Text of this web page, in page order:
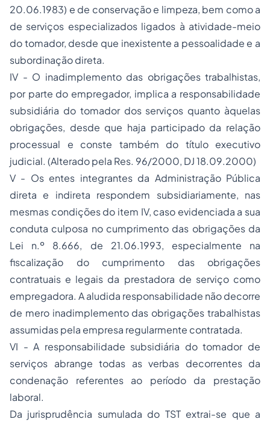
20.06.1983) e de conservação e limpeza, bem como a
de serviços especializados ligados à atividade-meio
do tomador, desde que inexistente a pessoalidade e a
subordinação direta.
IV - O inadimplemento das obrigações trabalhistas,
por parte do empregador, implica a responsabilidade
subsidiária do tomador dos serviços quanto àquelas
obrigações, desde que haja participado da relação
processual e conste também do título executivo
judicial. (Alterado pela Res. 96/2000, DJ 18.09.2000)
V - Os entes integrantes da Administração Pública
direta e indireta respondem subsidiariamente, nas
mesmas condições do item IV, caso evidenciada a sua
conduta culposa no cumprimento das obrigações da
Lei n.º 8.666, de 21.06.1993, especialmente na
fiscalização do cumprimento das obrigações
contratuais e legais da prestadora de serviço como
empregadora. A aludida responsabilidade não decorre
de mero inadimplemento das obrigações trabalhistas
assumidas pela empresa regularmente contratada.
VI - A responsabilidade subsidiária do tomador de
serviços abrange todas as verbas decorrentes da
condenação referentes ao período da prestação
laboral.
Da jurisprudência sumulada do TST extrai-se que a